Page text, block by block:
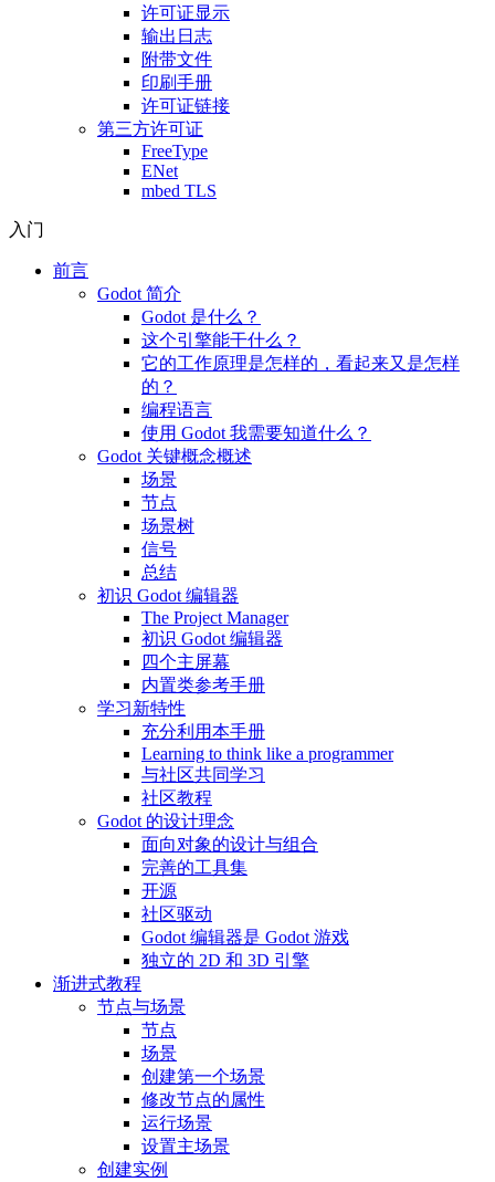
许可证显示
输出日志
附带文件
印刷手册
许可证链接
第三方许可证
FreeType
ENet
mbed TLS
入门
前言
Godot 简介
Godot 是什么？
这个引擎能干什么？
它的工作原理是怎样的，看起来又是怎样
的？
编程语言
使用 Godot 我需要知道什么？
Godot 关键概念概述
场景
节点
场景树
信号
总结
初识 Godot 编辑器
The Project Manager
初识 Godot 编辑器
四个主屏幕
内置类参考手册
学习新特性
充分利用本手册
Learning to think like a programmer
与社区共同学习
社区教程
Godot 的设计理念
面向对象的设计与组合
完善的工具集
开源
社区驱动
Godot 编辑器是 Godot 游戏
独立的 2D 和 3D 引擎
渐进式教程
节点与场景
节点
场景
创建第一个场景
修改节点的属性
运行场景
设置主场景
创建实例